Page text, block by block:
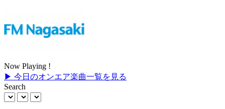
Now Playing !
▶ 今日のオンエア楽曲一覧を見る
Search